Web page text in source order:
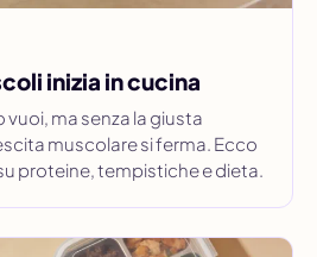
inizia in cucina
ma senza la giusta
muscolare si ferma. Ecco
proteine, tempistiche e dieta.